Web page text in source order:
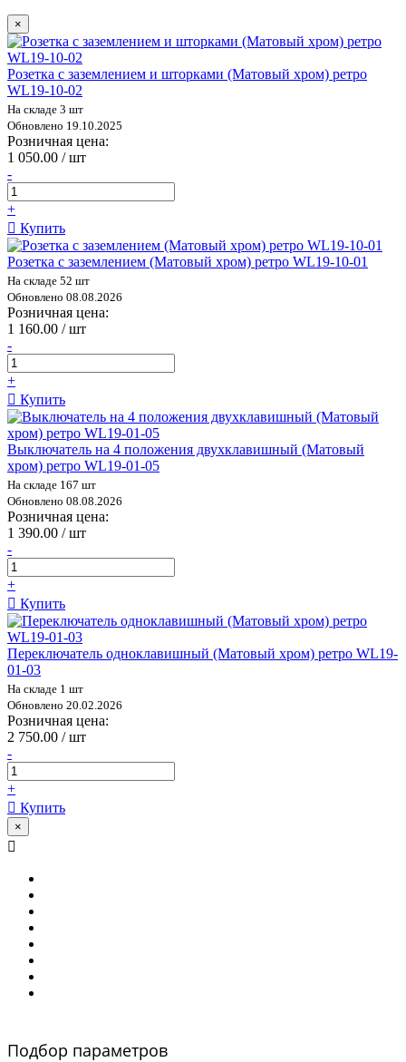
×
Розетка с заземлением и шторками (Матовый хром) ретро
WL19-10-02
На складе 3 шт
Обновлено 19.10.2025
Розничная цена:
1 050.00 / шт
-
+
Купить
Розетка с заземлением (Матовый хром) ретро WL19-10-01
На складе 52 шт
Обновлено 08.08.2026
Розничная цена:
1 160.00 / шт
-
+
Купить
Выключатель на 4 положения двухклавишный (Матовый
хром) ретро WL19-01-05
На складе 167 шт
Обновлено 08.08.2026
Розничная цена:
1 390.00 / шт
-
+
Купить
Переключатель одноклавишный (Матовый хром) ретро WL19-
01-03
На складе 1 шт
Обновлено 20.02.2026
Розничная цена:
2 750.00 / шт
-
+
Купить
×
Подбор параметров